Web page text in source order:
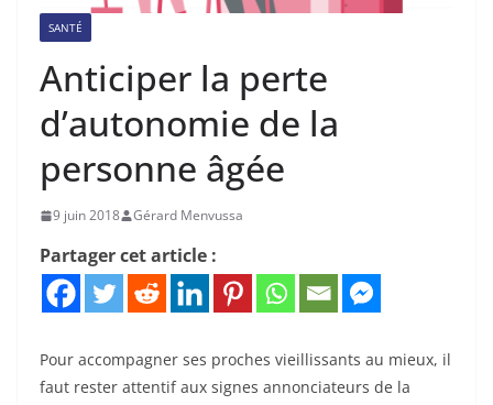
SANTÉ
Anticiper la perte
d’autonomie de la
personne âgée
9 juin 2018 Gérard Menvussa
Partager cet article :
Pour accompagner ses proches vieillissants au mieux, il
faut rester attentif aux signes annonciateurs de la